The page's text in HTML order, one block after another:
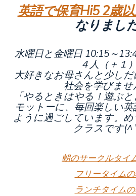
英語で保育Hi5 2歳
なりまし
水曜日と金曜日 10:15～
４人（＋１）
大好きなお母さんと少し
社会を学びませ
「やるときはやる！遊ぶ
モットーに、毎回楽しい
ように過ごしています。
クラスです
朝のサークルタイ
フリータイム
ランチタイム